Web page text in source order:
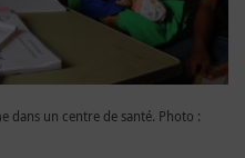
dans un centre de santé. Photo :